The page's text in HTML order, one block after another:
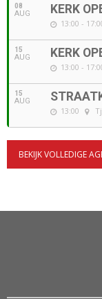
08
AUG KERK
13:00 -
15
AUG KERK
13:00 -
15
AUG
13:00
BEKIJK VOLLEDIGE